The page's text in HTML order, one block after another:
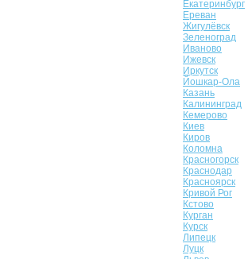
Екатеринбург
Ереван
Жигулёвск
Зеленоград
Иваново
Ижевск
Иркутск
Йошкар-Ола
Казань
Калининград
Кемерово
Киев
Киров
Коломна
Красногорск
Краснодар
Красноярск
Кривой Рог
Кстово
Курган
Курск
Липецк
Луцк